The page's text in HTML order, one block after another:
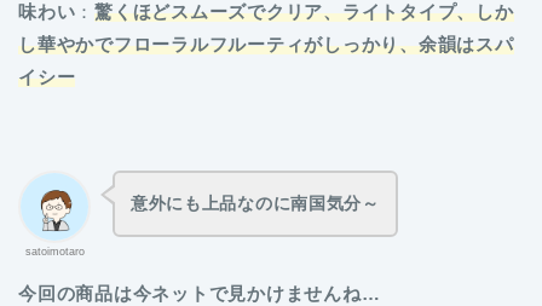
味わい ：驚くほどスムーズでクリア、ライトタイプ、しか
し華やかでフローラルフルーティがしっかり、余韻はスパ
イシー
satoimotaro
意外にも上品なのに南国気分～
今回の商品は今ネットで見かけませんね…